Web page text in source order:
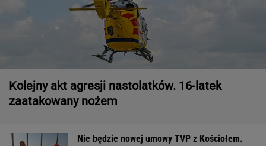
Kolejny akt agresji nastolatków. 16-latek
zaatakowany nożem
Nie będzie nowej umowy TVP z Kościołem.